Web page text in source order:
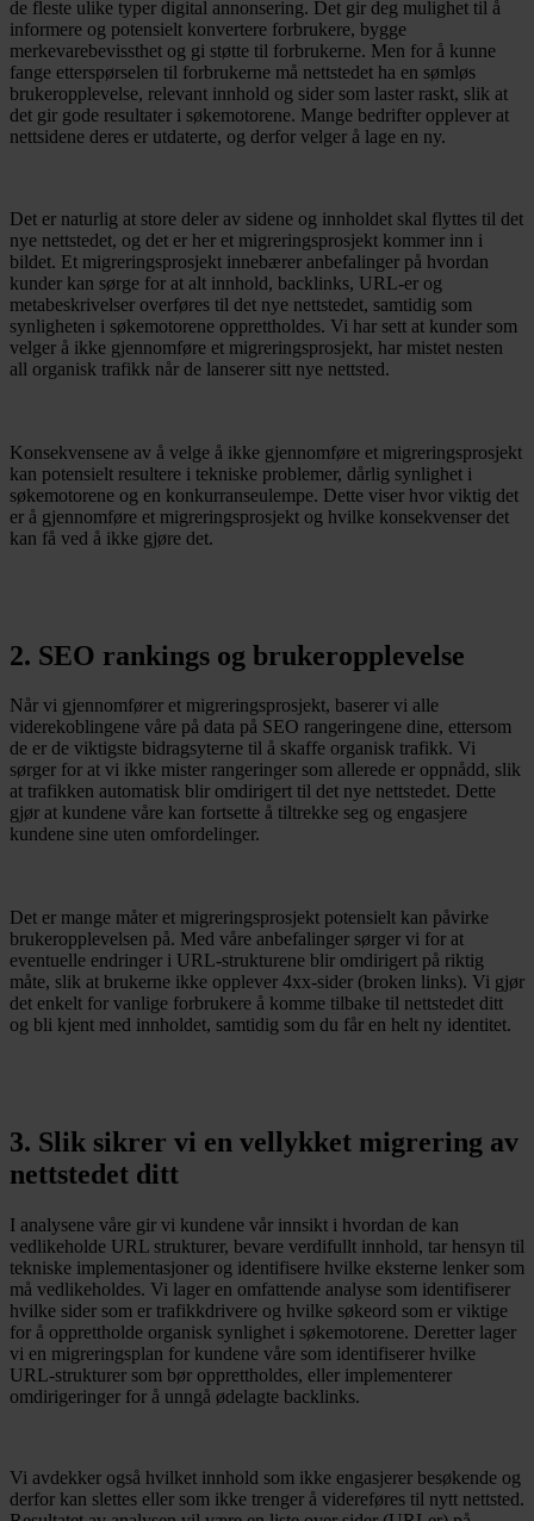
de fleste ulike typer digital annonsering. Det gir deg mulighet til å
informere og potensielt konvertere forbrukere, bygge
merkevarebevissthet og gi støtte til forbrukerne. Men for å kunne
fange etterspørselen til forbrukerne må nettstedet ha en sømløs
brukeropplevelse, relevant innhold og sider som laster raskt, slik at
det gir gode resultater i søkemotorene. Mange bedrifter opplever at
nettsidene deres er utdaterte, og derfor velger å lage en ny.
Det er naturlig at store deler av sidene og innholdet skal flyttes til det
nye nettstedet, og det er her et migreringsprosjekt kommer inn i
bildet. Et migreringsprosjekt innebærer anbefalinger på hvordan
kunder kan sørge for at alt innhold, backlinks, URL-er og
metabeskrivelser overføres til det nye nettstedet, samtidig som
synligheten i søkemotorene opprettholdes. Vi har sett at kunder som
velger å ikke gjennomføre et migreringsprosjekt, har mistet nesten
all organisk trafikk når de lanserer sitt nye nettsted.
Konsekvensene av å velge å ikke gjennomføre et migreringsprosjekt
kan potensielt resultere i tekniske problemer, dårlig synlighet i
søkemotorene og en konkurranseulempe. Dette viser hvor viktig det
er å gjennomføre et migreringsprosjekt og hvilke konsekvenser det
kan få ved å ikke gjøre det.
2. SEO rankings og brukeropplevelse
Når vi gjennomfører et migreringsprosjekt, baserer vi alle
viderekoblingene våre på data på SEO rangeringene dine, ettersom
de er de viktigste bidragsyterne til å skaffe organisk trafikk. Vi
sørger for at vi ikke mister rangeringer som allerede er oppnådd, slik
at trafikken automatisk blir omdirigert til det nye nettstedet. Dette
gjør at kundene våre kan fortsette å tiltrekke seg og engasjere
kundene sine uten omfordelinger.
Det er mange måter et migreringsprosjekt potensielt kan påvirke
brukeropplevelsen på. Med våre anbefalinger sørger vi for at
eventuelle endringer i URL-strukturene blir omdirigert på riktig
måte, slik at brukerne ikke opplever 4xx-sider (broken links). Vi gjør
det enkelt for vanlige forbrukere å komme tilbake til nettstedet ditt
og bli kjent med innholdet, samtidig som du får en helt ny identitet.
3. Slik sikrer vi en vellykket migrering av
nettstedet ditt
I analysene våre gir vi kundene vår innsikt i hvordan de kan
vedlikeholde URL strukturer, bevare verdifullt innhold, tar hensyn til
tekniske implementasjoner og identifisere hvilke eksterne lenker som
må vedlikeholdes. Vi lager en omfattende analyse som identifiserer
hvilke sider som er trafikkdrivere og hvilke søkeord som er viktige
for å opprettholde organisk synlighet i søkemotorene. Deretter lager
vi en migreringsplan for kundene våre som identifiserer hvilke
URL-strukturer som bør opprettholdes, eller implementerer
omdirigeringer for å unngå ødelagte backlinks.
Vi avdekker også hvilket innhold som ikke engasjerer besøkende og
derfor kan slettes eller som ikke trenger å videreføres til nytt nettsted.